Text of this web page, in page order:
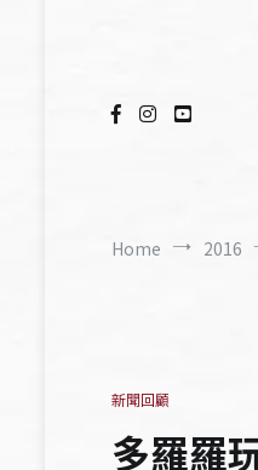
Home 2016
新聞回顧
多羅羅